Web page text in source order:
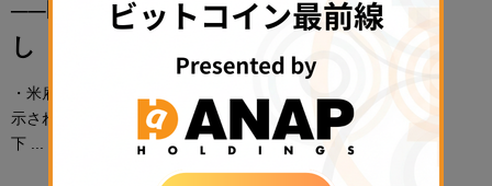
──欧州勢はStrategy株を買い増
し【価格分析】
・米雇用統計で労働市場が予想以上に底堅いことが
示された後、ビットコイン（BTC）は一時8万ドルを
下 ...